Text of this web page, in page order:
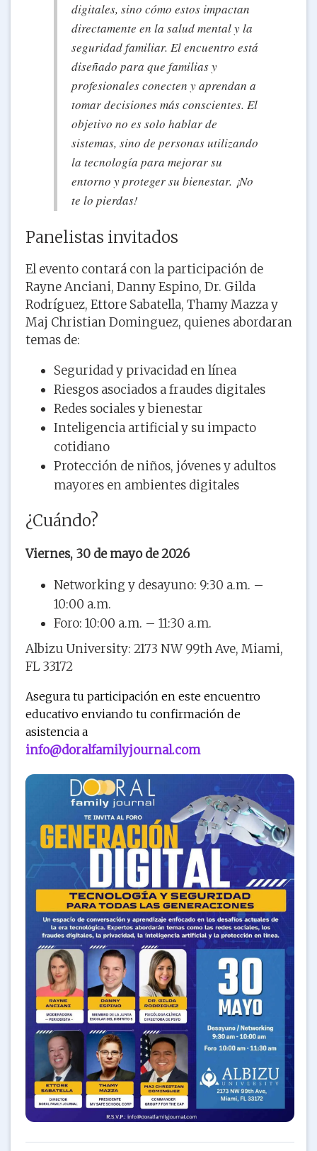
digitales, sino cómo estos impactan
directamente en la salud mental y la
seguridad familiar. El encuentro está
diseñado para que familias y
profesionales conecten y aprendan a
tomar decisiones más conscientes. El
objetivo no es solo hablar de
sistemas, sino de personas utilizando
la tecnología para mejorar su
entorno y proteger su bienestar. ¡No
te lo pierdas!
Panelistas invitados
El evento contará con la participación de
Rayne Anciani, Danny Espino, Dr. Gilda
Rodríguez, Ettore Sabatella, Thamy Mazza y
Maj Christian Dominguez, quienes abordaran
temas de:
Seguridad y privacidad en línea
Riesgos asociados a fraudes digitales
Redes sociales y bienestar
Inteligencia artificial y su impacto
cotidiano
Protección de niños, jóvenes y adultos
mayores en ambientes digitales
¿Cuándo?
Viernes, 30 de mayo de 2026
Networking y desayuno: 9:30 a.m. –
10:00 a.m.
Foro: 10:00 a.m. – 11:30 a.m.
Albizu University: 2173 NW 99th Ave, Miami,
FL 33172
Asegura tu participación en este encuentro
educativo enviando tu confirmación de
asistencia a
info@doralfamilyjournal.com